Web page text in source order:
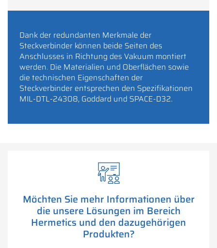
Dank der redundanten Merkmale der
Steckverbinder können beide Seiten des
Anschlusses in Richtung des Vakuum montiert
werden. Die Materialien und Oberflächen sowie
die technischen Eigenschaften der
Steckverbinder entsprechen den Spezifikationen
MIL-DTL-24308, Goddard und SPACE-D32.
Möchten Sie mehr Informationen über
die unsere Lösungen im Bereich
Hermetics und den dazugehörigen
Produkten?